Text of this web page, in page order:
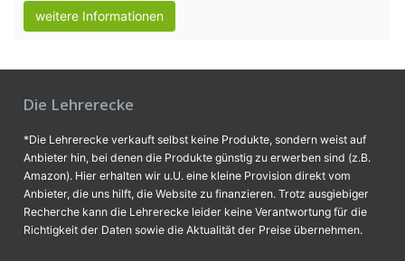
weitere Informationen
Die Lehrerecke
*Die Lehrerecke verkauft selbst keine Produkte, sondern weist auf
Anbieter hin, bei denen die Produkte günstig zu erwerben sind (z.B.
Amazon). Hier erhalten wir u.U. eine kleine Provision direkt vom
Anbieter, die uns hilft, die Website zu finanzieren. Trotz ausgiebiger
Recherche kann die Lehrerecke leider keine Verantwortung für die
Richtigkeit der Daten sowie die Aktualität der Preise übernehmen.